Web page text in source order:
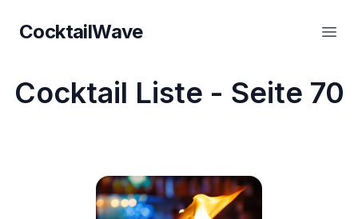
CocktailWave
CocktailWave
Cocktail Liste - Seite 70